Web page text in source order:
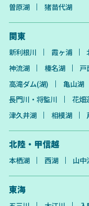
曽原湖
猪苗代湖
関東
新利根川 霞ヶ浦
神流湖
榛名湖 戸
高滝ダム(湖)
亀山湖
長門川・将監川
花畑
津久井湖
相模湖
北陸・甲信越
本栖湖 西湖 山中
東海